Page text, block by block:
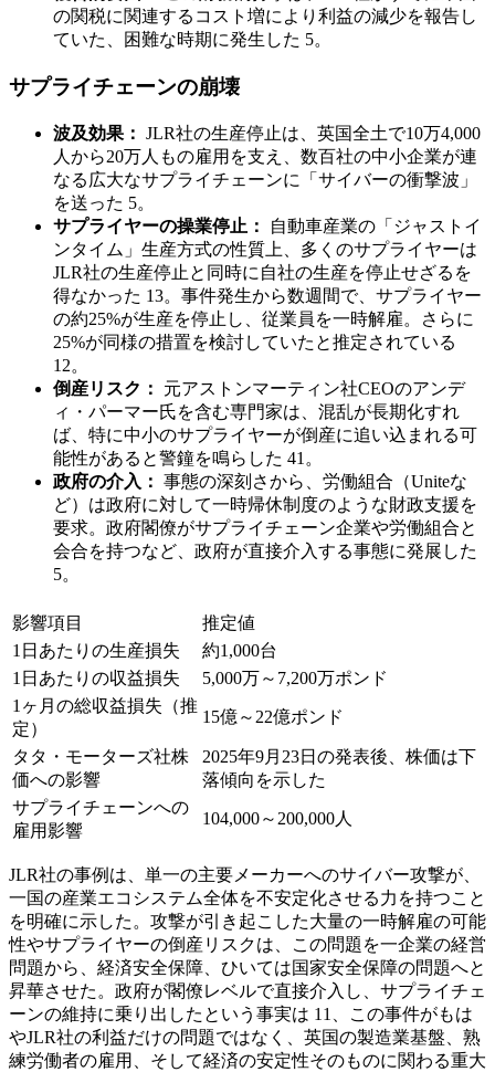
の関税に関連するコスト増により利益の減少を報告し
ていた、困難な時期に発生した 5。
サプライチェーンの崩壊
波及効果： JLR社の生産停止は、英国全土で10万4,000
人から20万人もの雇用を支え、数百社の中小企業が連
なる広大なサプライチェーンに「サイバーの衝撃波」
を送った 5。
サプライヤーの操業停止：
自動車産業の「ジャストイ
ンタイム」生産方式の性質上、多くのサプライヤーは
JLR社の生産停止と同時に自社の生産を停止せざるを
得なかった 13。事件発生から数週間で、サプライヤー
の約25%が生産を停止し、従業員を一時解雇。さらに
25%が同様の措置を検討していたと推定されている
12。
倒産リスク：
元アストンマーティン社CEOのアンデ
ィ・パーマー氏を含む専門家は、混乱が長期化すれ
ば、特に中小のサプライヤーが倒産に追い込まれる可
能性があると警鐘を鳴らした 41。
政府の介入： 事態の深刻さから、労働組合（Uniteな
ど）は政府に対して一時帰休制度のような財政支援を
要求。政府閣僚がサプライチェーン企業や労働組合と
会合を持つなど、政府が直接介入する事態に発展した
5。
影響項目
推定値
1日あたりの生産損失
約1,000台
1日あたりの収益損失
5,000万～7,200万ポンド
1ヶ月の総収益損失（推
定）
15億～22億ポンド
タタ・モーターズ社株
価への影響
2025年9月23日の発表後、株価は下
落傾向を示した
サプライチェーンへの
雇用影響
104,000～200,000人
JLR社の事例は、単一の主要メーカーへのサイバー攻撃が、
一国の産業エコシステム全体を不安定化させる力を持つこと
を明確に示した。攻撃が引き起こした大量の一時解雇の可能
性やサプライヤーの倒産リスクは、この問題を一企業の経営
問題から、経済安全保障、ひいては国家安全保障の問題へと
昇華させた。政府が閣僚レベルで直接介入し、サプライチェ
ーンの維持に乗り出したという事実は 11、この事件がもは
やJLR社の利益だけの問題ではなく、英国の製造業基盤、熟
練労働者の雇用、そして経済の安定性そのものに関わる重大